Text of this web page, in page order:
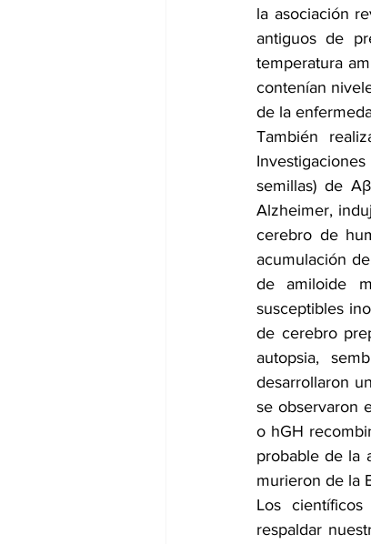
la asociación
antiguos de
temperatura
contenían
de la
También
semillas) de
Alzheimer,
cerebro de
acumulación
de amiloide
susceptibles
de cerebro
autopsia,
desarrollaron
se observaron
o hGH
probable de la
murieron de la
Los
respaldar